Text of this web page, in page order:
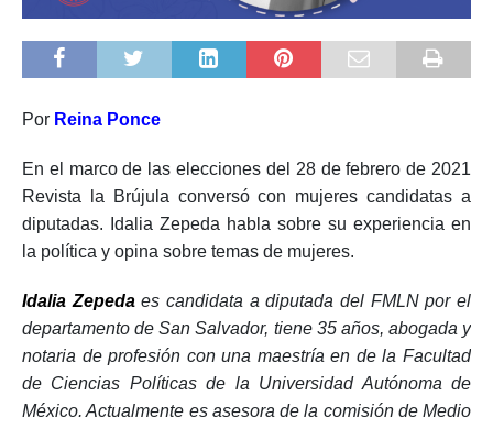
Por Reina Ponce
En el marco de las elecciones del 28 de febrero de 2021
Revista la Brújula conversó con mujeres candidatas a
diputadas. Idalia Zepeda habla sobre su experiencia en
la política y opina sobre temas de mujeres.
Idalia Zepedaes candidata a diputada del FMLN por el
departamento de San Salvador, tiene 35 años, abogada y
notaria de profesión con una maestría en de la Facultad
de Ciencias Políticas de la Universidad Autónoma de
México. Actualmente es asesora de la comisión de Medio